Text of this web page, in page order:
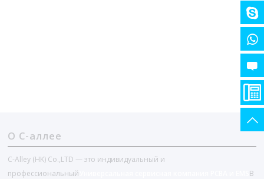
О С-аллее
C-Alley (HK) Co.,LTD — это индивидуальный и
профессиональный
В